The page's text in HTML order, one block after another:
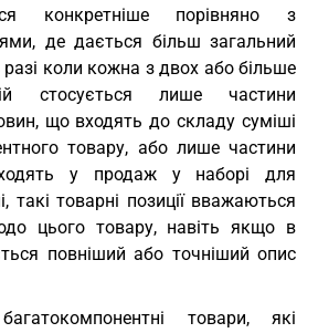
конкретніше порівняно з
де дається більш загальний
коли кожна з двох або більше
стосується лише частини
що входять до складу суміші
товару, або лише частини
у продаж у наборі для
такі товарні позиції вважаються
цього товару, навіть якщо в
повніший або точніший опис
товари, які